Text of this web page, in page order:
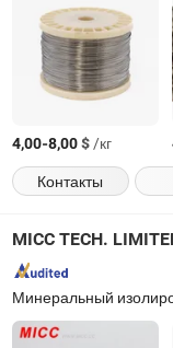
4,00-8,00$/кг
Контакты
MICC TECH.